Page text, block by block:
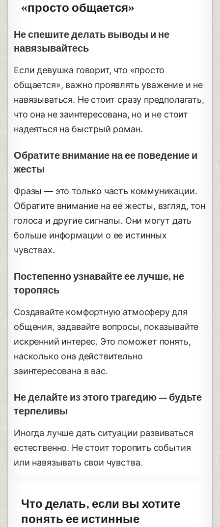
«просто общается»
Не спешите делать выводы и не
навязывайтесь
Если девушка говорит, что «просто
общается», важно проявлять уважение и не
навязываться. Не стоит сразу предполагать,
что она не заинтересована, но и не стоит
надеяться на быстрый роман.
Обратите внимание на ее поведение и
жесты
Фразы — это только часть коммуникации.
Обратите внимание на ее жесты, взгляд, тон
голоса и другие сигналы. Они могут дать
больше информации о ее истинных
чувствах.
Постепенно узнавайте ее лучше, не
торопясь
Создавайте комфортную атмосферу для
общения, задавайте вопросы, показывайте
искренний интерес. Это поможет понять,
насколько она действительно
заинтересована в вас.
Не делайте из этого трагедию — будьте
терпеливы
Иногда лучше дать ситуации развиваться
естественно. Не стоит торопить события
или навязывать свои чувства.
Что делать, если вы хотите
понять ее истинные